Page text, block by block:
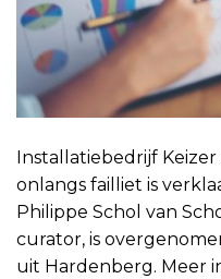
Installatiebedrijf
onlangs failliet is
Philippe Schol van
curator,​ is
uit Hardenberg. Meer